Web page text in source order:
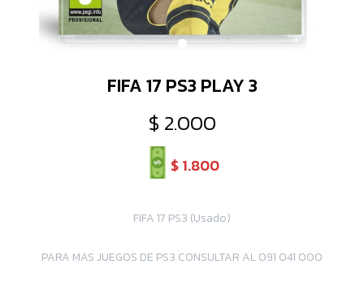
FIFA 17 PS3 PLAY 3
$ 2.000
$1.800
FIFA 17 PS3 (Usado)
PARA MAS JUEGOS DE PS3 CONSULTAR AL 091 041 000